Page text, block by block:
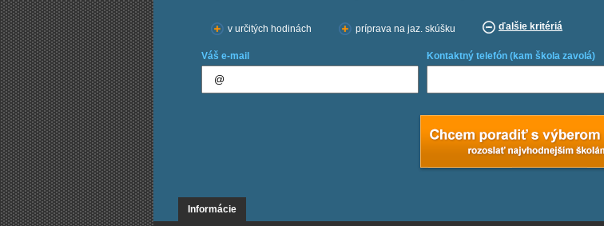
v určitých hodinách príprava na jaz. skúšku ďalšie kritériá
Váš e-mail Kontaktný telefón (kam škola zavolá)
Informácie